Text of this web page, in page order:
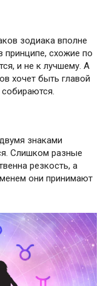
зодиака вполне
принципе, схожие по
и не к лучшему. А
хочет быть главой
собираются.
знаками
Слишком разные
резкость, а
они принимают